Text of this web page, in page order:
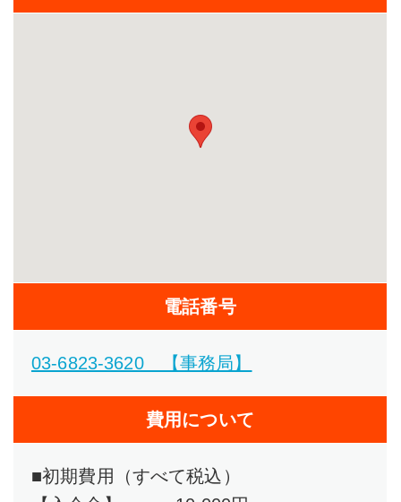
電話番号
03-6823-3620 【事務局】
費用について
■初期費用（すべて税込）